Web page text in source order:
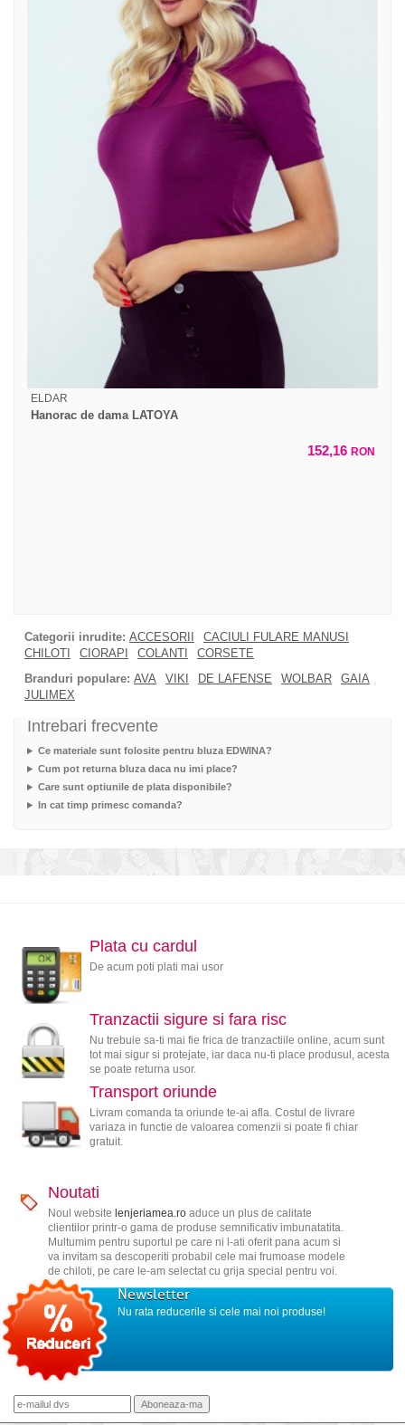
ELDAR
Hanorac de dama LATOYA
152,16 RON
Categorii inrudite: ACCESORII
CACIULI FULARE MANUSI
CHILOTI
CIORAPI COLANTI
CORSETE
Branduri populare: AVA VIKI DE LAFENSE WOLBAR
GAIA
JULIMEX
Intrebari frecvente
Ce materiale sunt folosite pentru bluza EDWINA?
Cum pot returna bluza daca nu imi place?
Care sunt optiunile de plata disponibile?
In cat timp primesc comanda?
Plata cu cardul
De acum poti plati mai usor
Tranzactii sigure si fara risc
Nu trebuie sa-ti mai fie frica de tranzactiile online, acum sunt
tot mai sigur si protejate, iar daca nu-ti place produsul, acesta
se poate returna usor.
Transport oriunde
Livram comanda ta oriunde te-ai afla. Costul de livrare
variaza in functie de valoarea comenzii si poate fi chiar
gratuit.
Noutati
Noul website lenjeriamea.roaduce un plus de calitate
clientilor printr-o gama de produse semnificativ imbunatatita.
Multumim pentru suportul pe care ni l-ati oferit pana acum si
va invitam sa descoperiti probabil cele mai frumoase modele
de chiloti, pe care le-am selectat cu grija special pentru voi.
Newsletter
Nu rata reducerile si cele mai noi produse!